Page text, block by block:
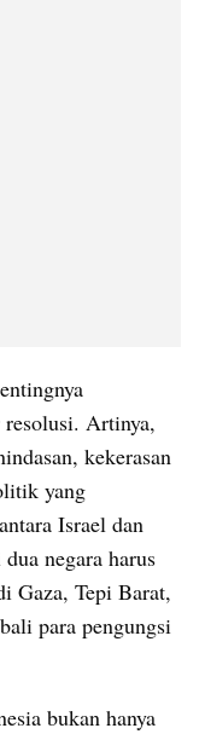
Artinya,
kekerasan
yang
Israel dan
negara harus
Gaza, Tepi Barat,
para pengungsi
bukan hanya